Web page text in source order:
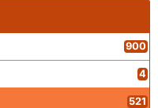
900
4
521